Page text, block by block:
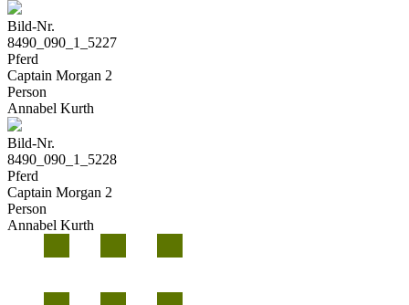
Bild-Nr.
8490_090_1_5227
Pferd
Captain Morgan 2
Person
Annabel Kurth
Bild-Nr.
8490_090_1_5228
Pferd
Captain Morgan 2
Person
Annabel Kurth